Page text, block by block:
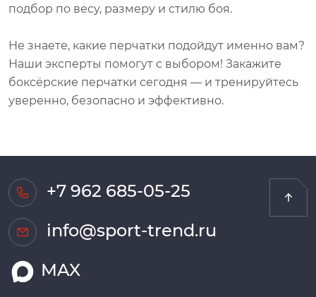
подбор по весу, размеру и стилю боя.
Не знаете, какие перчатки подойдут именно вам?
Наши эксперты помогут с выбором! Закажите
боксёрские перчатки сегодня — и тренируйтесь
уверенно, безопасно и эффективно.
+7 962 685-05-25
info@sport-trend.ru
MAX